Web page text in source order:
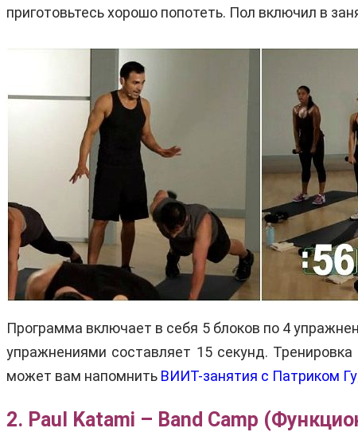
приготовьтесь хорошо попотеть. Пол включил в
Программа включает в себя 5 блоков по 4
упражнениями составляет 15 секунд.
может вам напомнить ВИИТ-занятия с Патриком
2. Paul Katami – Band Camp